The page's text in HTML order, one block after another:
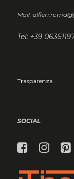
Mail:
Tel: +39
Trasparenza
SOCIAL